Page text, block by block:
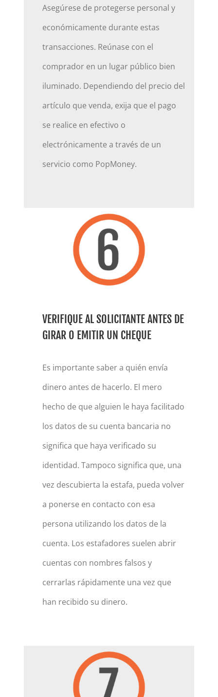
Asegúrese de protegerse personal y
económicamente durante estas
transacciones. Reúnase con el
comprador en un lugar público bien
iluminado. Dependiendo del precio del
artículo que venda, exija que el pago
se realice en efectivo o
electrónicamente a través de un
servicio como PopMoney.
VERIFIQUE AL SOLICITANTE ANTES DE
GIRAR O EMITIR UN CHEQUE
Es importante saber a quién envía
dinero antes de hacerlo. El mero
hecho de que alguien le haya facilitado
los datos de su cuenta bancaria no
significa que haya verificado su
identidad. Tampoco significa que, una
vez descubierta la estafa, pueda volver
a ponerse en contacto con esa
persona utilizando los datos de la
cuenta. Los estafadores suelen abrir
cuentas con nombres falsos y
cerrarlas rápidamente una vez que
han recibido su dinero.